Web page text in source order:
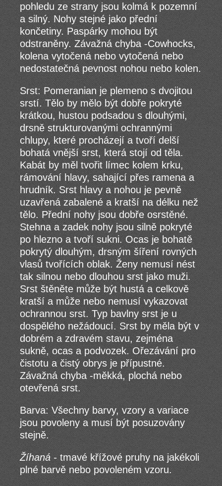
pohledu ze strany jsou kolmá k pozemní
a silný. Nohy stejné jako přední
končetiny. Paspárky mohou být
odstraněny. Závažná chyba -Cowhocks,
kolena vytočená nebo vytočená nebo
nedostatečná pevnost nohou nebo kolen.
Srst: Pomeranian je plemeno s dvojitou
srstí. Tělo by mělo být dobře pokryté
krátkou, hustou podsadou s dlouhými,
drsně strukturovanými ochrannými
chlupy, které procházejí a tvoří delší
bohatá vnější srst, která stojí od těla.
Kabát by měl tvořit límec kolem krku,
rámování hlavy, sahající přes ramena a
hrudník. Srst hlavy a nohou je pevně
uzavřená zabalené a kratší na délku než
tělo. Přední nohy jsou dobře osrstěné.
Stehna a zadek nohy jsou silně pokryté
po hlezno a tvoří sukni. Ocas je bohatě
pokrytý dlouhým, drsným šíření rovných
vlasů tvořících oblak. Ženy nemusí nést
tak silnou nebo dlouhou srst jako muži.
Srst štěněte může být hustá a celkově
kratší a může nebo nemusí vykazovat
ochrannou srst. Typ bavlny srst je u
dospělého nežádoucí. Srst by měla být v
dobrém a zdravém stavu, zejména
sukně, ocas a podvozek. Ořezávání pro
čistotu a čistý obrys je přípustné.
Závažná chyba -měkká, plochá nebo
otevřená srst.
Barva: Všechny barvy, vzory a variace
jsou povoleny a musí být posuzovány
stejně.
Žíhaná - tmavé křížové pruhy na jakékoli
plné barvě nebo povoleném vzoru.